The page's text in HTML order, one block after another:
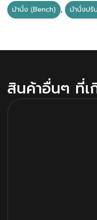
ม้านั่ง (ฺBench) , ม้านั่งปรั
สินค้าอื่นๆ ที่เ